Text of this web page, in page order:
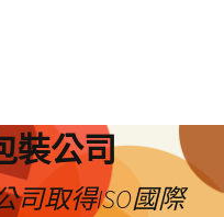
裝公司
司取得ISO國際